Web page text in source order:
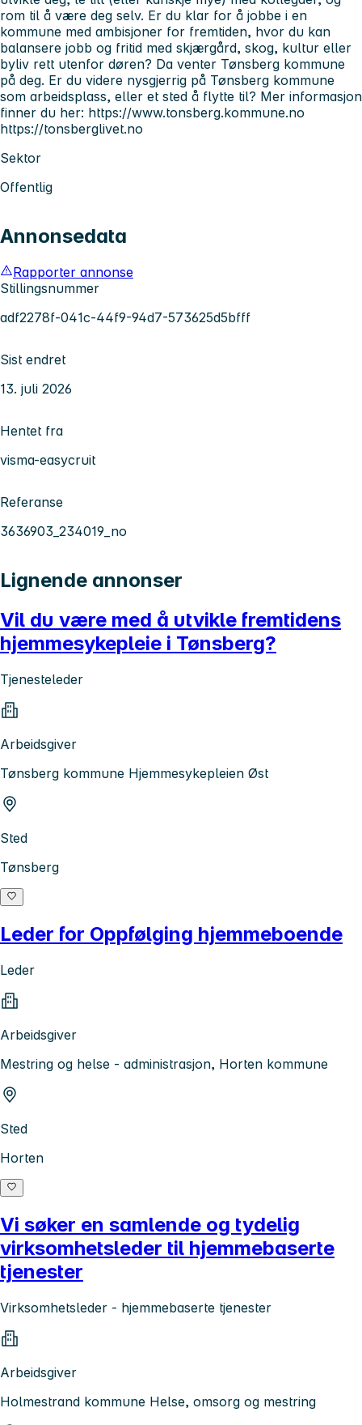
rom til å være deg selv. Er du klar for å jobbe i en
kommune med ambisjoner for fremtiden, hvor du kan
balansere jobb og fritid med skjærgård, skog, kultur eller
byliv rett utenfor døren? Da venter Tønsberg kommune
på deg. Er du videre nysgjerrig på Tønsberg kommune
som arbeidsplass, eller et sted å flytte til? Mer informasjon
finner du her: https://www.tonsberg.kommune.no
https://tonsberglivet.no
Sektor
Offentlig
Annonsedata
Rapporter annonse
Stillingsnummer
adf2278f-041c-44f9-94d7-573625d5bfff
Sist endret
13. juli 2026
Hentet fra
visma-easycruit
Referanse
3636903_234019_no
Lignende annonser
Vil du være med å utvikle fremtidens
hjemmesykepleie i Tønsberg?
Tjenesteleder
Arbeidsgiver
Tønsberg kommune Hjemmesykepleien Øst
Sted
Tønsberg
Leder for Oppfølging hjemmeboende
Leder
Arbeidsgiver
Mestring og helse - administrasjon, Horten kommune
Sted
Horten
Vi søker en samlende og tydelig
virksomhetsleder til hjemmebaserte
tjenester
Virksomhetsleder - hjemmebaserte tjenester
Arbeidsgiver
Holmestrand kommune Helse, omsorg og mestring